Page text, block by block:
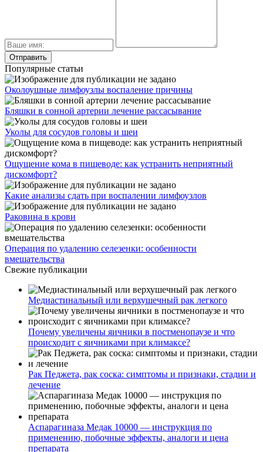
Популярные статьи
Околоушные лимфоузлы воспаление причины
Бляшки в сонной артерии лечение рассасывание
Уколы для сосудов головы и шеи
Ощущение кома в пищеводе: как устранить неприятный
дискомфорт?
Какие анализы сдать при воспалении лимфоузлов
Раковина в крови
Операция по удалению селезенки: особенности
вмешательства
Свежие публикации
Медиастинальный или верхушечный рак легкого
Почему увеличены яичники в постменопаузе и что
происходит с яичниками при климаксе?
Рак Педжета, рак соска: симптомы и признаки, стадии и
лечение
Аспарагиназа Медак 10000 — инструкция по
применению, побочные эффекты, аналоги и цена
препарата